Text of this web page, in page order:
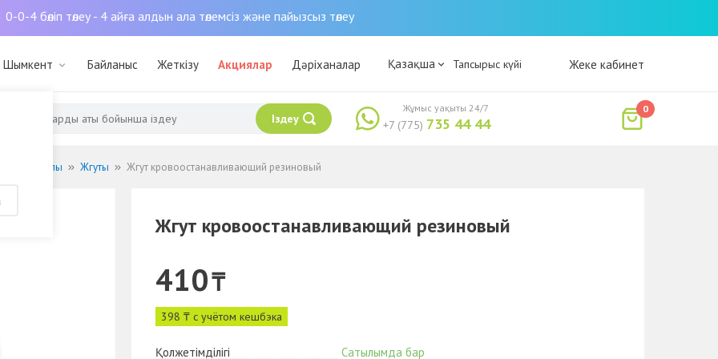
0-0-4 бөліп төлеу - 4 айға алдын ала төлемсіз және пайызсыз төлеу
Шымкент Байланыс Жеткізу Акциялар Дәріханалар Қазақша Тапсырыс күйі Жеке кабинет
Іздеу +7 (775) 735 44 44
Жұмыс уақыты 24/7 0
материалы Жгуты Жгут кровоостанавливающий резиновый
Жгут кровоостанавливающий резиновый
410₸
398 ₸ с учётом кешбэка
Қолжетімділігі
Сатылымда бар